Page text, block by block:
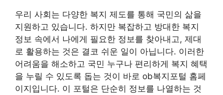
우리 사회는 다양한 복지 제도를 통해 국민의 삶을
지원하고 있습니다. 하지만 복잡하고 방대한 복지
정보 속에서 나에게 필요한 정보를 찾아내고, 제대
로 활용하는 것은 결코 쉬운 일이 아닙니다. 이러한
어려움을 해소하고 국민 누구나 편리하게 복지 혜택
을 누릴 수 있도록 돕는 것이 바로 ob복지포털 홈페
이지입니다. 이 포털은 단순히 정보를 나열하는 것